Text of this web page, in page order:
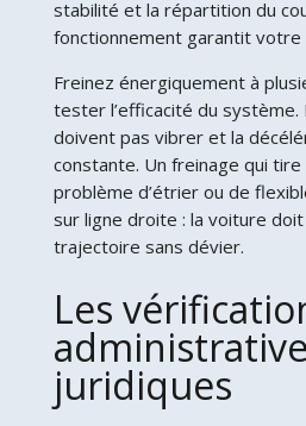
stabilité et la répartition du
fonctionnement garantit votre
Freinez énergiquement à
tester l’efficacité du système.
doivent pas vibrer et la
constante. Un freinage qui tire
problème d’étrier ou de
sur ligne droite : la voiture
trajectoire sans dévier.
Les
juridiques